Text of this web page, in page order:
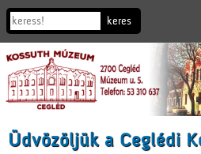
Üdvözöljük a Ceglédi